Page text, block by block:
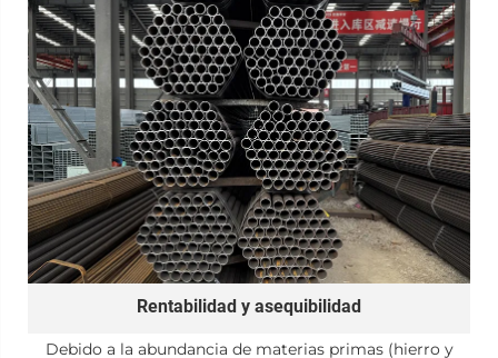
Rentabilidad y asequibilidad
Debido a la abundancia de materias primas (hierro y